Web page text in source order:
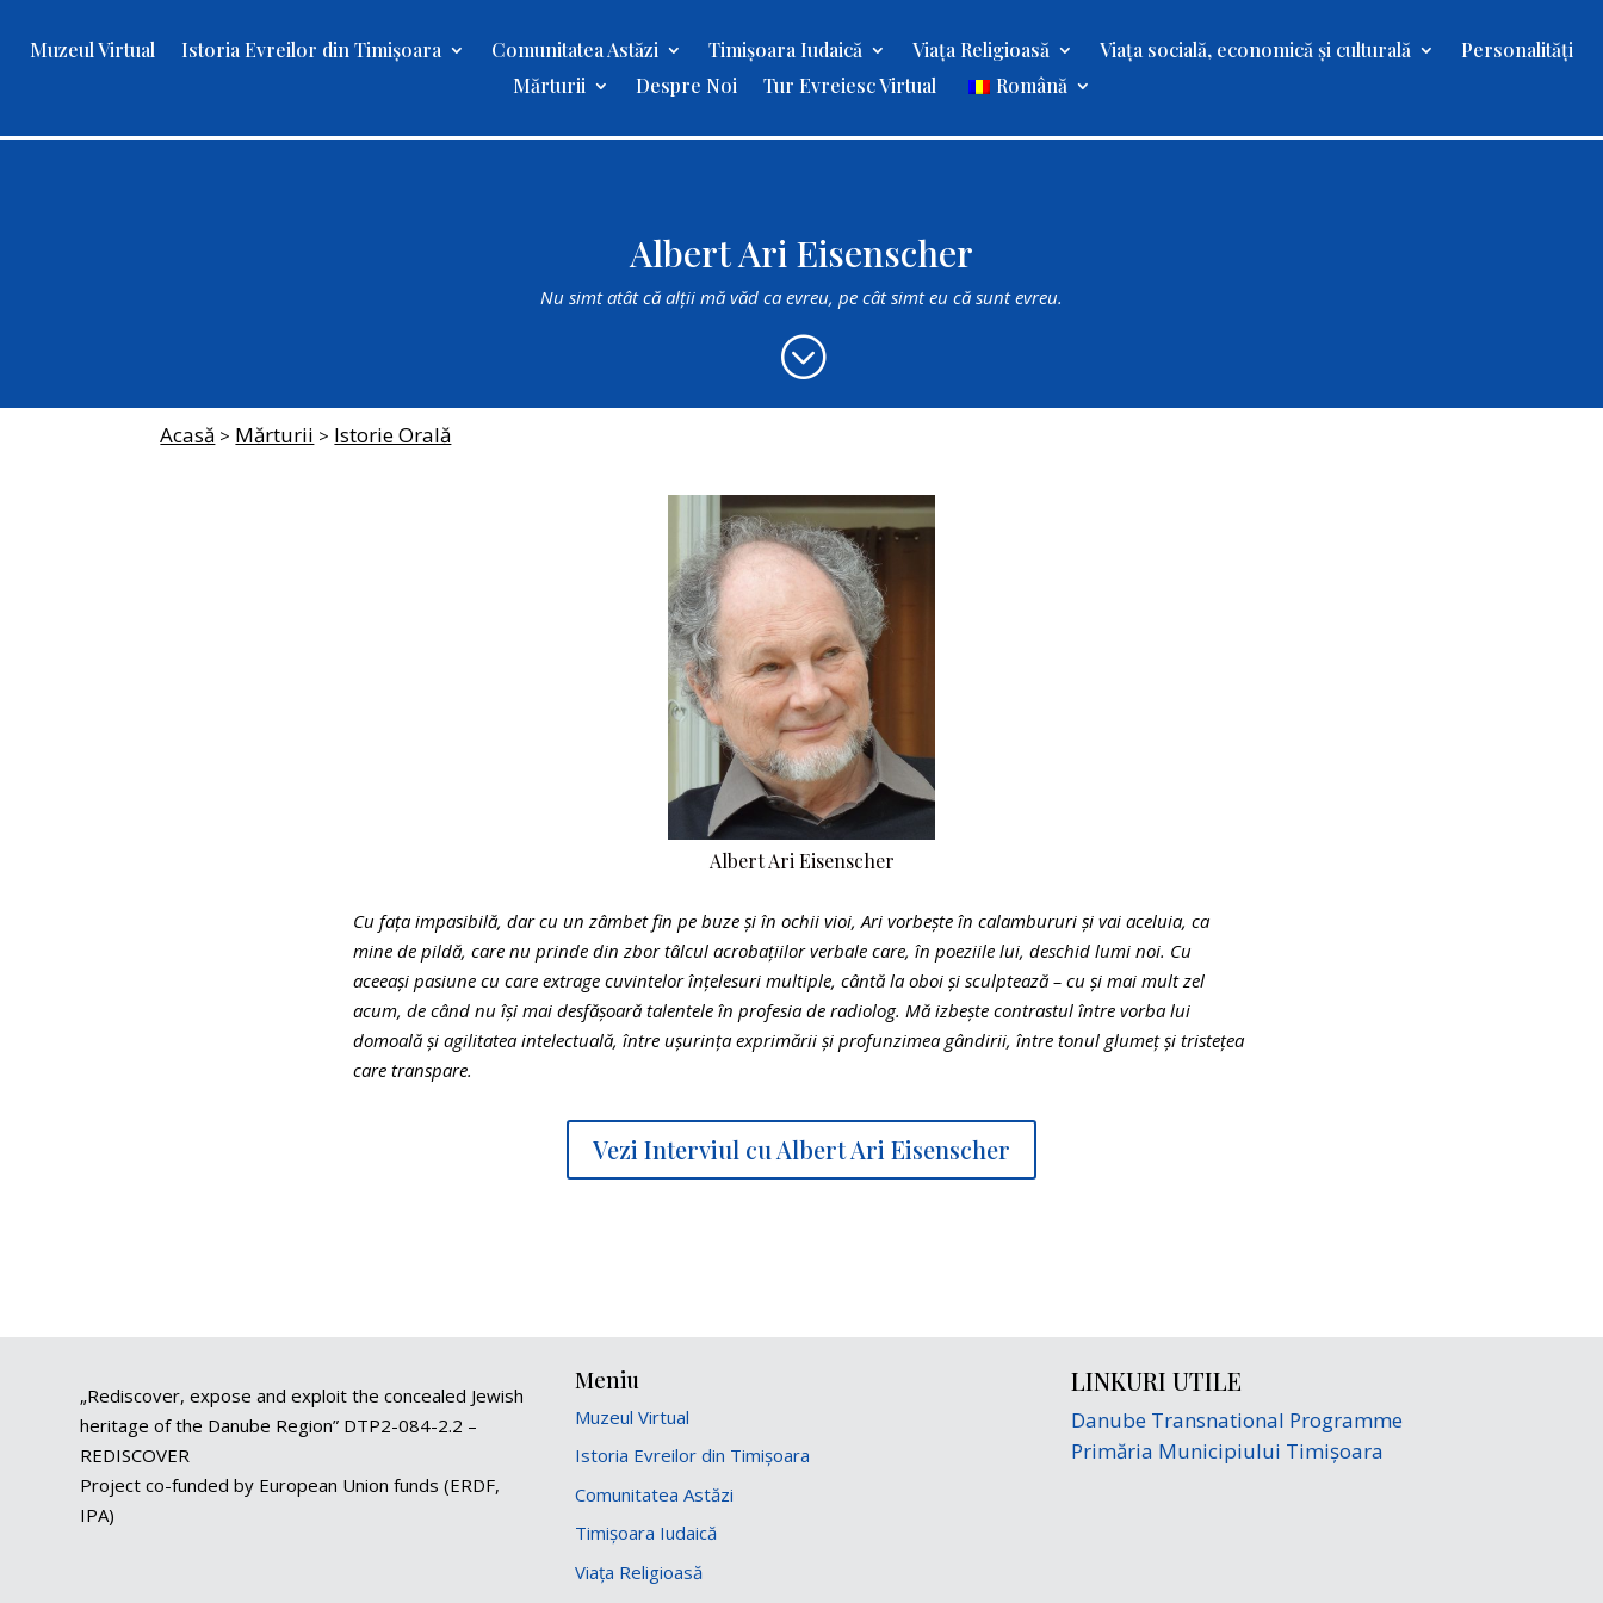
Muzeul Virtual Istoria Evreilor din Timișoara Comunitatea Astăzi Timișoara Iudaică Viața Religioasă Viața socială, economică și culturală
Personalități
Mărturii
Despre Noi Tur Evreiesc Virtual Română
Albert Ari Eisenscher
Nu simt atât că alţii mă văd ca evreu, pe cât simt eu că sunt evreu.
;
Acasă > Mărturii > Istorie Orală
Albert Ari Eisenscher
Cu faţa impasibilă, dar cu un zâmbet fin pe buze şi în ochii vioi, Ari vorbeşte în calambururi şi vai aceluia, ca
mine de pildă, care nu prinde din zbor tâlcul acrobaţiilor verbale care, în poeziile lui, deschid lumi noi. Cu
aceeaşi pasiune cu care extrage cuvintelor înţelesuri multiple, cântă la oboi şi sculptează – cu şi mai mult zel
acum, de când nu îşi mai desfăşoară talentele în profesia de radiolog. Mă izbeşte contrastul între vorba lui
domoală şi agilitatea intelectuală, între uşurinţa exprimării şi profunzimea gândirii, între tonul glumeţ şi tristeţea
care transpare.
Vezi Interviul cu Albert Ari Eisenscher
„Rediscover, expose and exploit the concealed Jewish
heritage of the Danube Region” DTP2-084-2.2 –
REDISCOVER
Project co-funded by European Union funds (ERDF,
IPA)
Meniu
Muzeul Virtual
Istoria Evreilor din Timișoara
Comunitatea Astăzi
Timișoara Iudaică
Viața Religioasă
LINKURI UTILE
Danube Transnational Programme
Primăria Municipiului Timișoara